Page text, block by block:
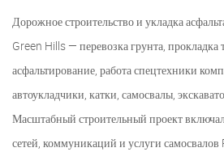
Дорожное строительство и укладка
Green Hills — перевозка грунта,
асфальтирование, работа спецтехники
автоукладчики, катки, самосвалы,
Масштабный строительный проект
сетей, коммуникаций и услуги